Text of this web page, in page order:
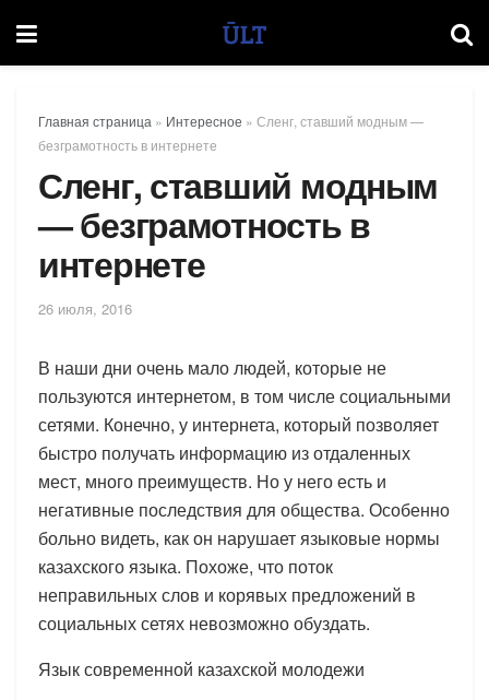
Главная страница » Интересное » Сленг, ставший модным —
безграмотность в интернете
Сленг, ставший модным
— безграмотность в
интернете
26 июля, 2016
В наши дни очень мало людей, которые не
пользуются интернетом, в том числе социальными
сетями. Конечно, у интернета, который позволяет
быстро получать информацию из отдаленных
мест, много преимуществ. Но у него есть и
негативные последствия для общества. Особенно
больно видеть, как он нарушает языковые нормы
казахского языка. Похоже, что поток
неправильных слов и корявых предложений в
социальных сетях невозможно обуздать.
Язык современной казахской молодежи